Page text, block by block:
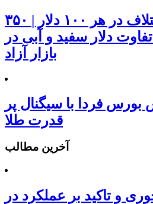
۳۵۰ هزار تومان اختلاف در هر ۱۰۰ دلار |
دلار سفید و آبی در
بازار آزاد
فردا با سیگنال پر
قدرت طلا
آخرین مطالب
و تاکید بر عملکرد در